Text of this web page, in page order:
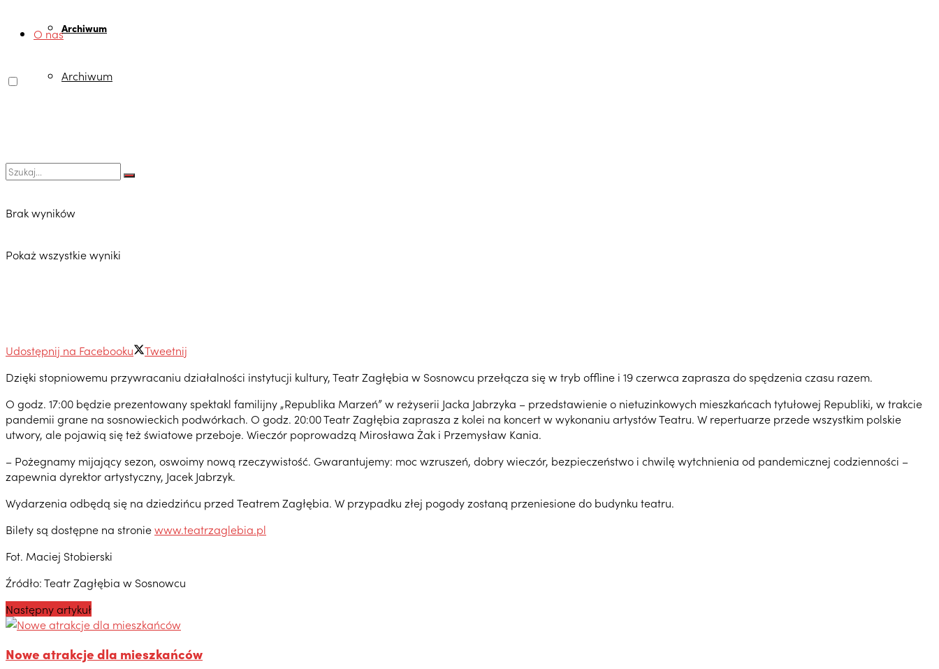
Archiwum
O nas
Archiwum
Brak wyników
Pokaż wszystkie wyniki
Udostępnij na Facebooku
Tweetnij
Dzięki stopniowemu przywracaniu działalności instytucji kultury, Teatr Zagłębia w Sosnowcu przełącza się w tryb offline i 19 czerwca zaprasza do spędzenia czasu razem.
O godz. 17:00 będzie prezentowany spektakl familijny „Republika Marzeń” w reżyserii Jacka Jabrzyka – przedstawienie o nietuzinkowych mieszkańcach tytułowej Republiki, w trakcie
pandemii grane na sosnowieckich podwórkach. O godz. 20:00 Teatr Zagłębia zaprasza z kolei na koncert w wykonaniu artystów Teatru. W repertuarze przede wszystkim polskie
utwory, ale pojawią się też światowe przeboje. Wieczór poprowadzą Mirosława Żak i Przemysław Kania.
– Pożegnamy mijający sezon, oswoimy nową rzeczywistość. Gwarantujemy: moc wzruszeń, dobry wieczór, bezpieczeństwo i chwilę wytchnienia od pandemicznej codzienności –
zapewnia dyrektor artystyczny, Jacek Jabrzyk.
Wydarzenia odbędą się na dziedzińcu przed Teatrem Zagłębia. W przypadku złej pogody zostaną przeniesione do budynku teatru.
Bilety są dostępne na stroniewww.teatrzaglebia.pl
Fot. Maciej Stobierski
Źródło: Teatr Zagłębia w Sosnowcu
Następny artykuł
Nowe atrakcje dla mieszkańców